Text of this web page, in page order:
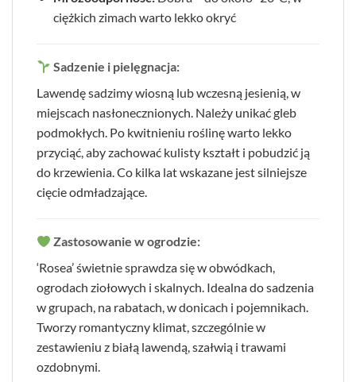
ciężkich zimach warto lekko okryć
Sadzenie i pielęgnacja:
Lawendę sadzimy wiosną lub wczesną jesienią, w
miejscach nasłonecznionych. Należy unikać gleb
podmokłych. Po kwitnieniu roślinę warto lekko
przyciąć, aby zachować kulisty kształt i pobudzić ją
do krzewienia. Co kilka lat wskazane jest silniejsze
cięcie odmładzające.
Zastosowanie w ogrodzie:
‘Rosea’ świetnie sprawdza się w obwódkach,
ogrodach ziołowych i skalnych. Idealna do sadzenia
w grupach, na rabatach, w donicach i pojemnikach.
Tworzy romantyczny klimat, szczególnie w
zestawieniu z białą lawendą, szałwią i trawami
ozdobnymi.